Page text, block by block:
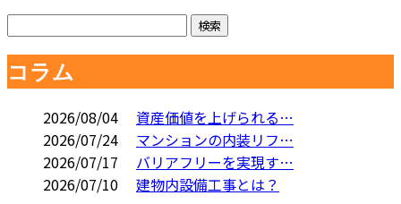
コラム
2026/08/04
資産価値を上げられる…
2026/07/24
マンションの内装リフ…
2026/07/17
バリアフリーを実現す…
2026/07/10
建物内設備工事とは？